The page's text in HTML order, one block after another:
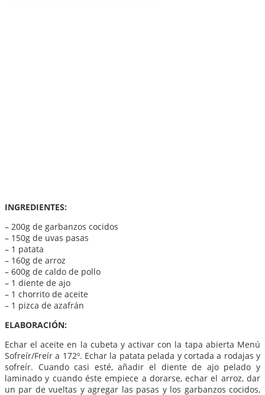
INGREDIENTES:
– 200g de garbanzos cocidos
– 150g de uvas pasas
– 1 patata
– 160g de arroz
– 600g de caldo de pollo
– 1 diente de ajo
– 1 chorrito de aceite
– 1 pizca de azafrán
ELABORACIÓN:
Echar el aceite en la cubeta y activar con la tapa abierta Menú
Sofreír/Freír a 172º. Echar la patata pelada y cortada a rodajas y
sofreír. Cuando casi esté, añadir el diente de ajo pelado y
laminado y cuando éste empiece a dorarse, echar el arroz, dar
un par de vueltas y agregar las pasas y los garbanzos cocidos,